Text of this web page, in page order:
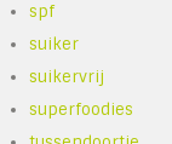
spf
suiker
suikervrij
superfoodies